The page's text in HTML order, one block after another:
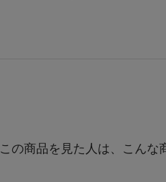
この商品を見た人は、こんな